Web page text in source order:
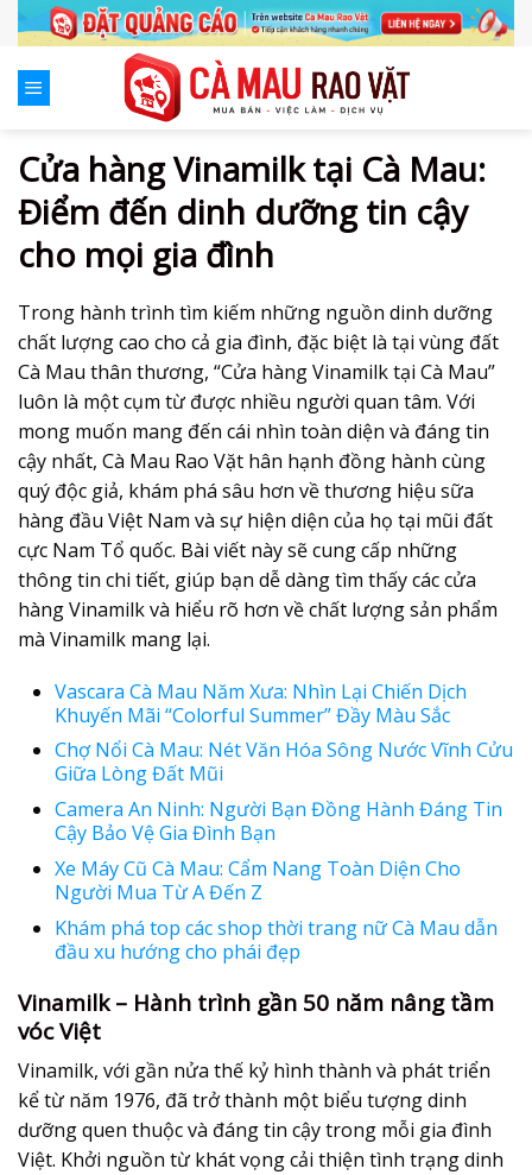
Skip
to
content
Cửa hàng Vinamilk tại Cà Mau:
Điểm đến dinh dưỡng tin cậy
cho mọi gia đình
Trong hành trình tìm kiếm những nguồn dinh dưỡng
chất lượng cao cho cả gia đình, đặc biệt là tại vùng đất
Cà Mau thân thương, “Cửa hàng Vinamilk tại Cà Mau”
luôn là một cụm từ được nhiều người quan tâm. Với
mong muốn mang đến cái nhìn toàn diện và đáng tin
cậy nhất, Cà Mau Rao Vặt hân hạnh đồng hành cùng
quý độc giả, khám phá sâu hơn về thương hiệu sữa
hàng đầu Việt Nam và sự hiện diện của họ tại mũi đất
cực Nam Tổ quốc. Bài viết này sẽ cung cấp những
thông tin chi tiết, giúp bạn dễ dàng tìm thấy các cửa
hàng Vinamilk và hiểu rõ hơn về chất lượng sản phẩm
mà Vinamilk mang lại.
Vascara Cà Mau Năm Xưa: Nhìn Lại Chiến Dịch
Khuyến Mãi “Colorful Summer” Đầy Màu Sắc
Chợ Nổi Cà Mau: Nét Văn Hóa Sông Nước Vĩnh Cửu
Giữa Lòng Đất Mũi
Camera An Ninh: Người Bạn Đồng Hành Đáng Tin
Cậy Bảo Vệ Gia Đình Bạn
Xe Máy Cũ Cà Mau: Cẩm Nang Toàn Diện Cho
Người Mua Từ A Đến Z
Khám phá top các shop thời trang nữ Cà Mau dẫn
đầu xu hướng cho phái đẹp
Vinamilk – Hành trình gần 50 năm nâng tầm
vóc Việt
Vinamilk, với gần nửa thế kỷ hình thành và phát triển
kể từ năm 1976, đã trở thành một biểu tượng dinh
dưỡng quen thuộc và đáng tin cậy trong mỗi gia đình
Việt. Khởi nguồn từ khát vọng cải thiện tình trạng dinh